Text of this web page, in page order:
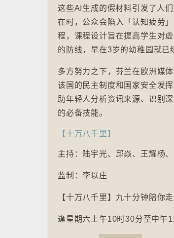
这些AI生成的假材料引发了人
在时，公众会陷入「认知疲劳
程，课程设计旨在提高学生对
的防线，早在3岁的幼稚园就已
多方努力之下，芬兰在欧洲媒
该国的民主制度和国家安全发
助年轻人分析资讯来源、识别
的必备技能。
【十万八千里】
主持：陆宇光、邱焱、王耀杨
监制：李以庄
【十万八千里】九十分钟陪你
逢星期六上午10时30分至中午